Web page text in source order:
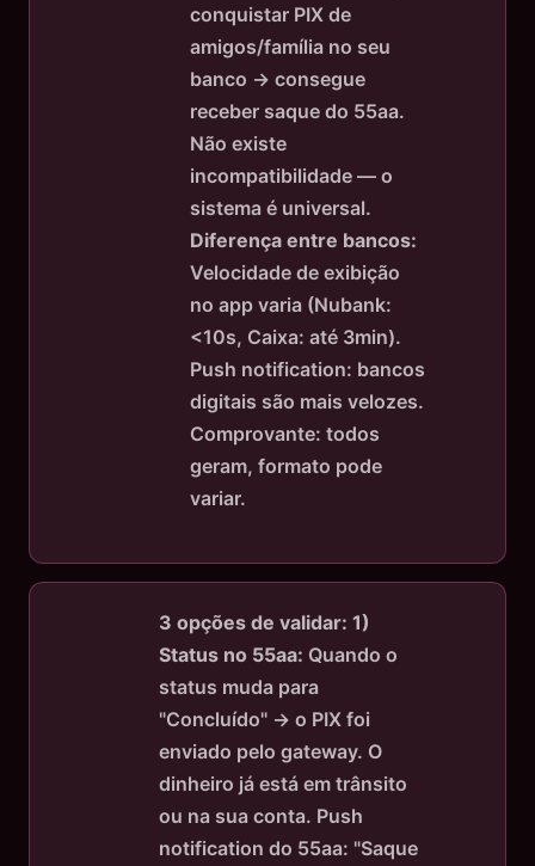
conquistar PIX de
amigos/família no seu
banco → consegue
receber saque do 55aa.
Não existe
incompatibilidade — o
sistema é universal.
Diferença entre bancos:
Velocidade de exibição
no app varia (Nubank:
<10s, Caixa: até 3min).
Push notification: bancos
digitais são mais velozes.
Comprovante: todos
geram, formato pode
variar.
3 opções de validar: 1)
Status no 55aa: Quando o
status muda para
"Concluído" → o PIX foi
enviado pelo gateway. O
dinheiro já está em trânsito
ou na sua conta. Push
notification do 55aa: "Saque